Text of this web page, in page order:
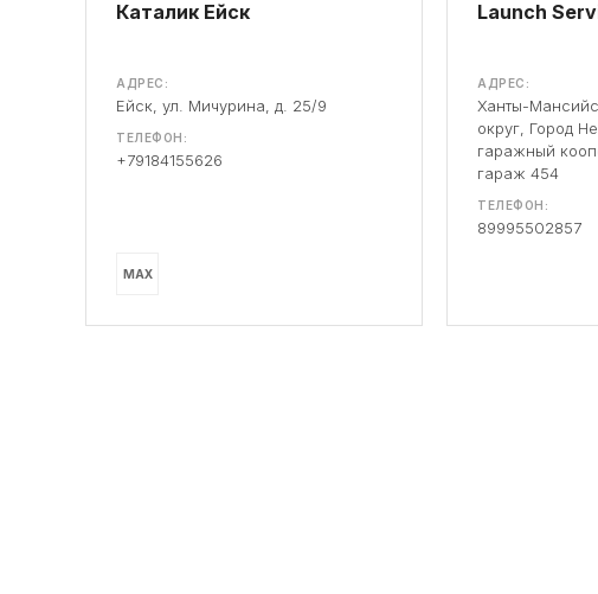
Каталик Ейск
АДРЕС:
Ейск, ул. Мичурина, д. 25/9
ТЕЛЕФОН:
+79184155626
MAX
Launch
АДРЕС:
Ханты-
округ, Город
гаражный
гараж 454
ТЕЛЕФОН:
89995502857